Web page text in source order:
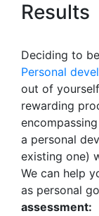
Results
Deciding to
Personal
out of
rewarding
a personal
existing one)
We can help
as personal
assessment: